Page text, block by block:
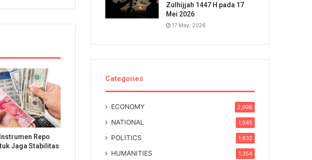
Repo
Jaga Stabilitas
Zulhijjah 1447 H pada 17
Mei 2026
17 May, 2026
Categories
ECONOMY 2,098
NATIONAL 1,945
POLITICS 1,832
HUMANITIES 1,354